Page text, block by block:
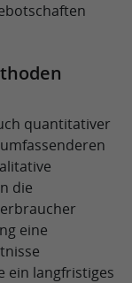
quantitativer
die
eine
ein langfristiges